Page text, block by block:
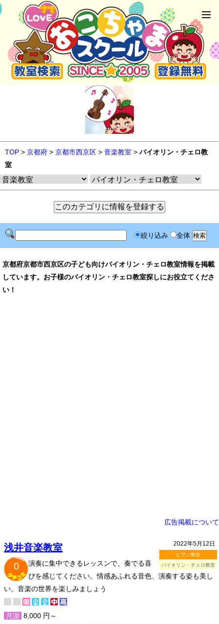
TOP > 京都府 > 京都市西京区 > 音楽教室 > バイオリン・チェロ教
室
絞り込み 全体
京都府京都市西京区の子ども向けバイオリン・チェロ教室情報を掲載
しています。お子様のバイオリン・チェロ教室探しにお役立てくださ
い！
広告掲載について
2022年5月12日
ピアノ教室
バイオリン・チェロ教室
浅井音楽教室
0
演奏に集中できるレッスンで、奏でる喜
びを感じてください。情感あふれる音色、演奏する姿も美し
い。音楽の世界を楽しみましょう
月謝 8,000 円～